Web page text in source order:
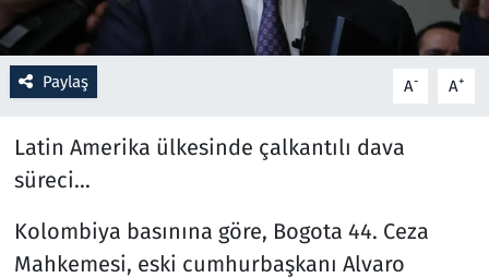
Paylaş A- A+
Latin Amerika ülkesinde çalkantılı dava
süreci...
Kolombiya basınına göre, Bogota 44. Ceza
Mahkemesi, eski cumhurbaşkanı Alvaro
Seçim 2023
Spor
Televizyon